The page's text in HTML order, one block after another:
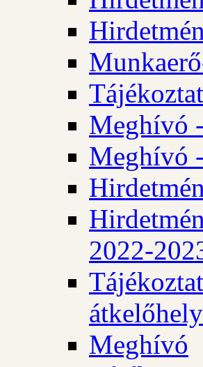
Meghívó
Meghívó
2022-
átkelőhely
Meghívó